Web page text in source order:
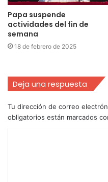
Papa suspende
actividades del fin de
semana
18 de febrero de 2025
Deja una respuesta
Tu dirección de correo
obligatorios están marcados